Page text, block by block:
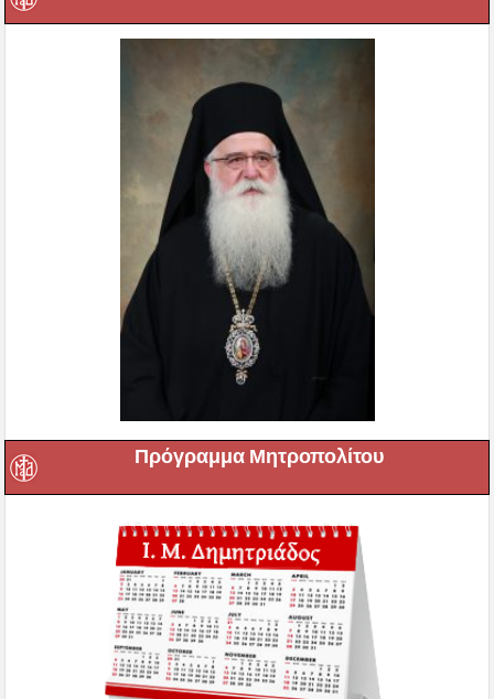
Πρόγραμμα Μητροπολίτου